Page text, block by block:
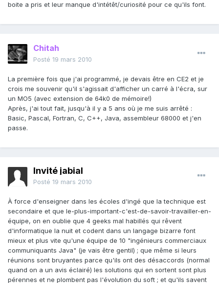
boite a pris et leur manque d'intétêt/curiosité pour ce qu'ils font.
Chitah
Posté 19 mars 2010
La première fois que j'ai programmé, je devais être en CE2 et je
crois me souvenir qu'il s'agissait d'afficher un carré à l'écra, sur
un MO5 (avec extension de 64k0 de mémoire!)
Après, j'ai tout fait, jusqu'à il y a 5 ans où je me suis arrêté :
Basic, Pascal, Fortran, C, C++, Java, assembleur 68000 et j'en
passe.
Invité jabial
Posté 19 mars 2010
À force d'enseigner dans les écoles d'ingé que la technique est
secondaire et que le-plus-important-c'est-de-savoir-travailler-en-
équipe, on en oublie que 4 geeks mal habillés qui rêvent
d'informatique la nuit et codent dans un langage bizarre font
mieux et plus vite qu'une équipe de 10 "ingénieurs commerciaux
communiquants Java" (je vais être gentil) ; que même si leurs
réunions sont bruyantes parce qu'ils ont des désaccords (normal
quand on a un avis éclairé) les solutions qui en sortent sont plus
pérennes et ne plombent pas l'évolution du soft ; et qu'ils savent